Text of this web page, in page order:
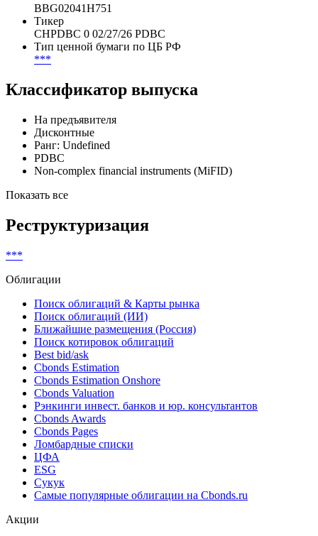
BBG02041H751
Тикер
CHPDBC 0 02/27/26 PDBC
Тип ценной бумаги по ЦБ РФ
***
Классификатор выпуска
На предъявителя
Дисконтные
Ранг: Undefined
PDBC
Non-complex financial instruments (MiFID)
Показать все
Реструктуризация
***
Облигации
Поиск облигаций & Карты рынка
Поиск облигаций (ИИ)
Ближайшие размещения (Россия)
Поиск котировок облигаций
Best bid/ask
Cbonds Estimation
Cbonds Estimation Onshore
Cbonds Valuation
Рэнкинги инвест. банков и юр. консультантов
Cbonds Awards
Cbonds Pages
Ломбардные списки
ЦФА
ESG
Сукук
Самые популярные облигации на Cbonds.ru
Акции